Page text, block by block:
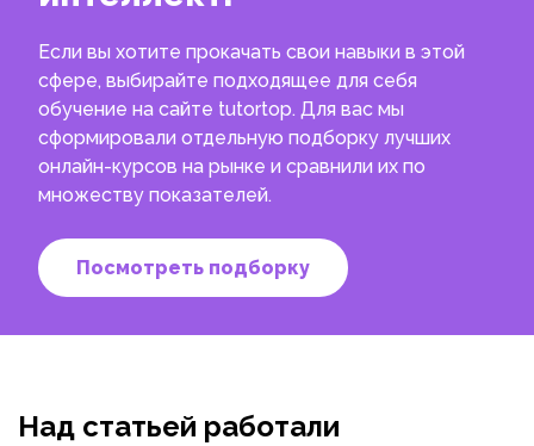
Если вы хотите прокачать свои навыки в этой
сфере, выбирайте подходящее для себя
обучение на сайте tutortop. Для вас мы
сформировали отдельную подборку лучших
онлайн-курсов на рынке и сравнили их по
множеству показателей.
Посмотреть подборку
Над статьей работали